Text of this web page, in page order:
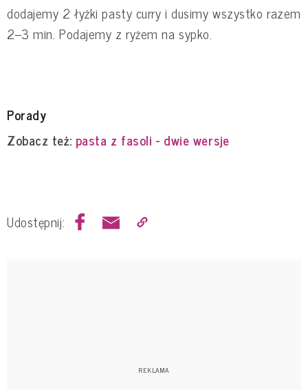
dodajemy 2 łyżki pasty curry i dusimy wszystko razem
2–3 min. Podajemy z ryżem na sypko.
Porady
Zobacz też: pasta z fasoli - dwie wersje
Udostępnij: